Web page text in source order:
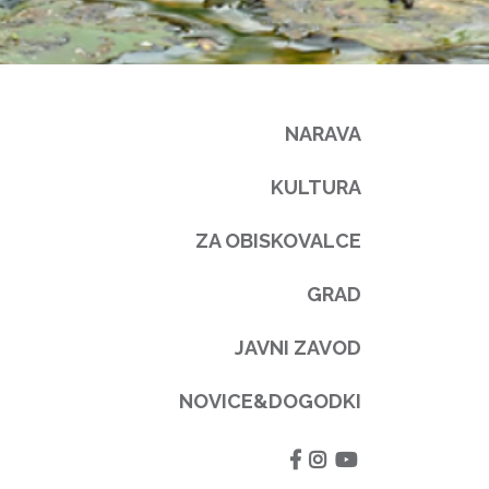
NARAVA
KULTURA
ZA OBISKOVALCE
GRAD
JAVNI ZAVOD
NOVICE&DOGODKI